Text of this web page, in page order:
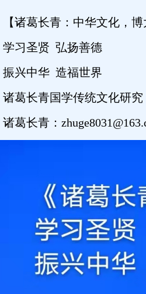
【诸葛长青：中华文化，博
学习圣贤 弘扬善德
振兴中华 造福世界
诸葛长青国学传统文化研究
诸葛长青：